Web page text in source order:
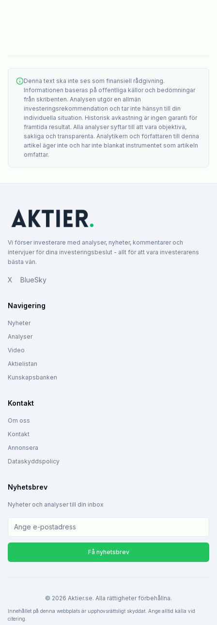
Denna text ska inte ses som finansiell rådgivning.
Informationen baseras på offentliga källor och bedömningar
från skribenten. Analysen utgör en allmän
investeringsrekommendation och tar inte hänsyn till din
individuella situation. Historisk avkastning är ingen garanti för
framtida resultat. Alla analyser syftar till att vara objektiva,
sakliga och transparenta. Analytikern och författaren till denna
artikel äger inte och har inte blankat instrumentet som artikeln
omfattar.
Vi förser investerare med analyser, nyheter, kommentarer och
intervjuer för dina investeringsbeslut - allt för att vara investerarens
bästa vän.
X BlueSky
Navigering
Nyheter
Analyser
Video
Aktielistan
Kunskapsbanken
Kontakt
Om oss
Kontakt
Annonsera
Dataskyddspolicy
Nyhetsbrev
Nyheter och analyser till din inbox
Få nyhetsbrev
© 2026 Aktier.se. Alla rättigheter förbehållna.
Innehållet på denna webbplats är upphovsrättsligt skyddat. Ange alltid källa vid
citering.